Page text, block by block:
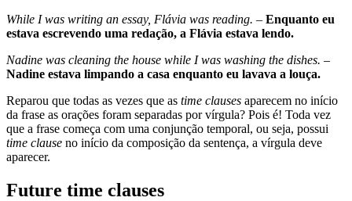
While I was writing an essay, Flávia was reading. – Enquanto eu
estava escrevendo uma redação, a Flávia estava lendo.
Nadine was cleaning the house while I was washing the dishes. –
Nadine estava limpando a casa enquanto eu lavava a louça.
Reparou que todas as vezes que as time clauses aparecem no início
da frase as orações foram separadas por vírgula? Pois é! Toda vez
que a frase começa com uma conjunção temporal, ou seja, possui
time clause no início da composição da sentença, a vírgula deve
aparecer.
Future time clauses